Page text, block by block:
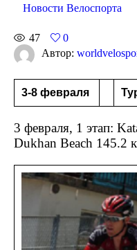
Новости Велоспорта
47
0
Автор:
3-8 февраля
3 февраля, 1 этап:
Dukhan Beach 145.2